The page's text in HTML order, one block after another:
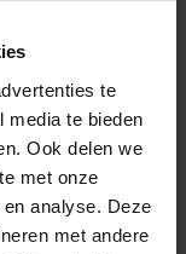
te
media te bieden
Ook delen we
met onze
analyse. Deze
met andere